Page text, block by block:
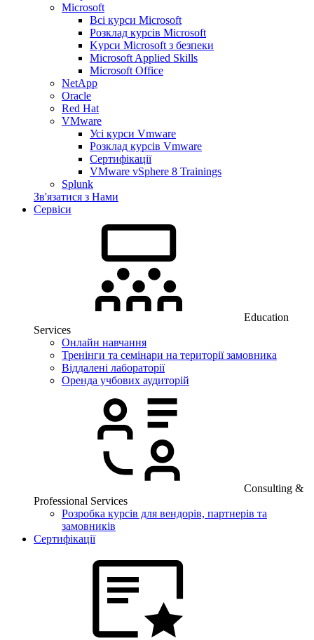
Microsoft
Всі курси Microsoft
Розклад курсів Microsoft
Kyрси Microsoft з безпеки
Microsoft Applied Skills
Microsoft Office
NetApp
Oracle
Red Hat
VMware
Усі курси Vmware
Розклад курсів Vmware
Сертифікації
VMware vSphere 8 Trainings
Splunk
Зв'язатися з Нами
Сервіси
Education
Services
Онлайн навчання
Тренінги та семінари на території замовника
Віддалені лабораторії
Оренда учбових аудиторій
Consulting &
Professional Services
Розробка курсів для вендорів, партнерів та
замовників
Сертифікації